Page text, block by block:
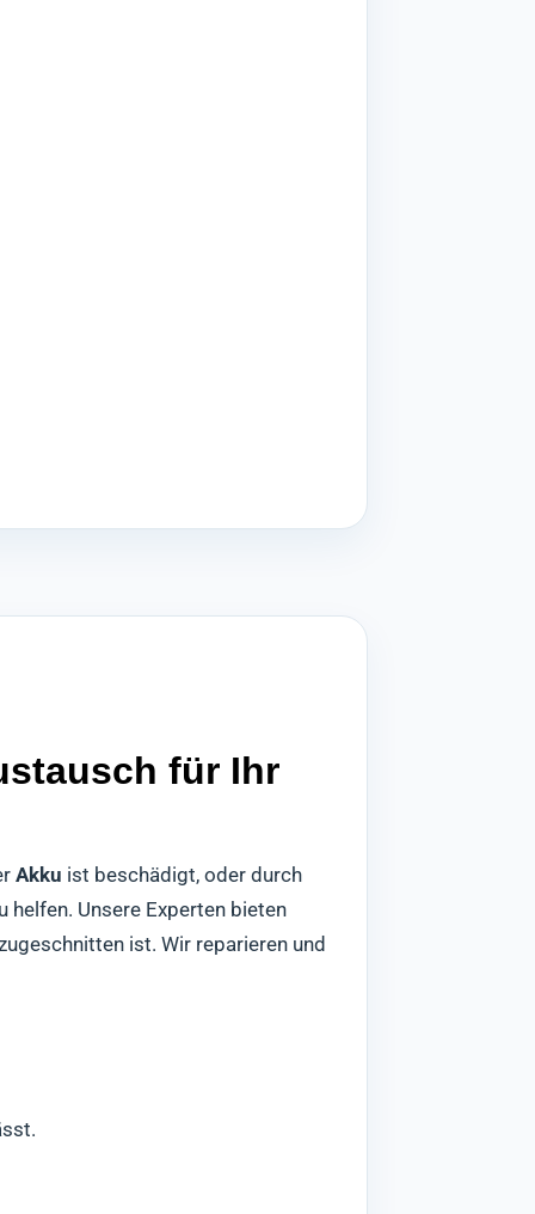
für Ihr
Akku ist beschädigt, oder durch
helfen. Unsere Experten bieten
ist. Wir reparieren und